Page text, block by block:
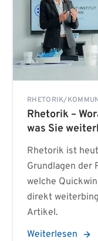
RHETORIK/
Rhetorik –
was Sie
Rhetorik ist
Grundlagen der
welche
direkt
Artikel.
Weiterlesen